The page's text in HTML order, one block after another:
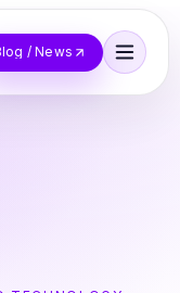
/ News